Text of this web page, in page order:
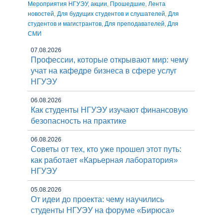
Мероприятия НГУЭУ, акции, Прошедшие, Лента
новостей, Для будущих студентов и слушателей, Для
студентов и магистрантов, Для преподавателей, Для
СМИ
07.08.2026
Профессии, которые открывают мир: чему
учат на кафедре бизнеса в сфере услуг
НГУЭУ
06.08.2026
Как студенты НГУЭУ изучают финансовую
безопасность на практике
06.08.2026
Советы от тех, кто уже прошел этот путь:
как работает «Карьерная лаборатория»
НГУЭУ
05.08.2026
От идеи до проекта: чему научились
студенты НГУЭУ на форуме «Бирюса»